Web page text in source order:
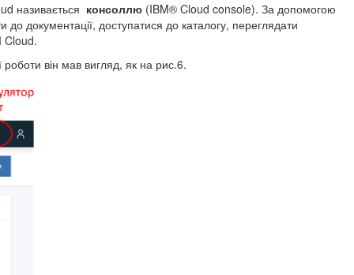
називається консоллю (IBM® Cloud console). За допомогою
документації, доступатися до каталогу, переглядати
Cloud.
він мав вигляд, як на рис.6.